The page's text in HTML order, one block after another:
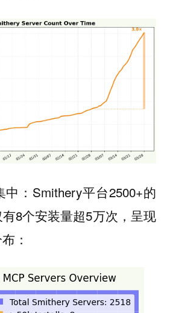
：Smithery平台2500+的
8个安装量超5万次，呈现
：